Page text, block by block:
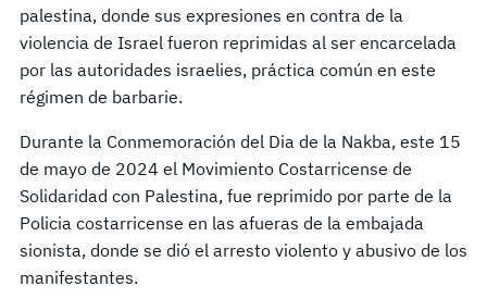
palestina, donde sus expresiones en contra de la
violencia de Israel fueron reprimidas al ser encarcelada
por las autoridades israelies, práctica común en este
régimen de barbarie.
Durante la Conmemoración del Dia de la Nakba, este 15
de mayo de 2024 el Movimiento Costarricense de
Solidaridad con Palestina, fue reprimido por parte de la
Policia costarricense en las afueras de la embajada
sionista, donde se dió el arresto violento y abusivo de los
manifestantes.